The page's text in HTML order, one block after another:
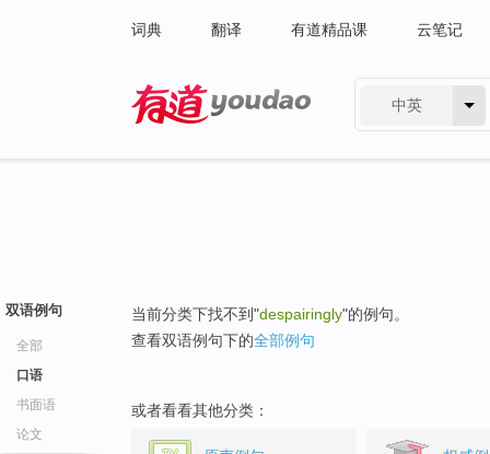
词典 翻译 有道精品课 云笔记
中英
双语例句
全部
口语
书面语
论文
当前分类下找不到"despairingly"的例句。
查看双语例句下的全部例句
或者看看其他分类：